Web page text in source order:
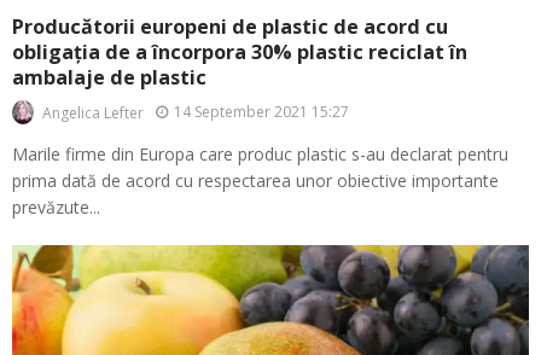
Producătorii europeni de plastic de acord cu
obligația de a încorpora 30% plastic reciclat în
ambalaje de plastic
Angelica Lefter 14 September 2021 15:27
Marile firme din Europa care produc plastic s-au declarat pentru
prima dată de acord cu respectarea unor obiective importante
prevăzute...